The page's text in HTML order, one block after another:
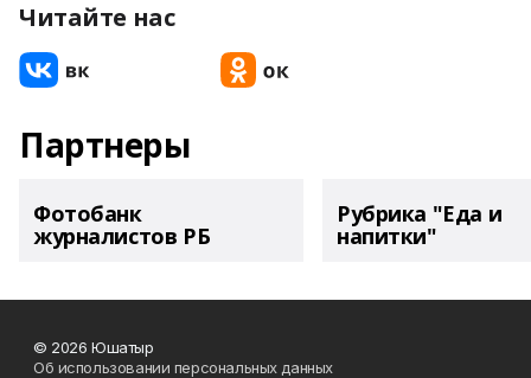
Читайте нас
Партнеры
Фотобанк
журналистов РБ
Рубрика "Еда и
напитки"
© 2026 Юшатыр
Об использовании персональных данных